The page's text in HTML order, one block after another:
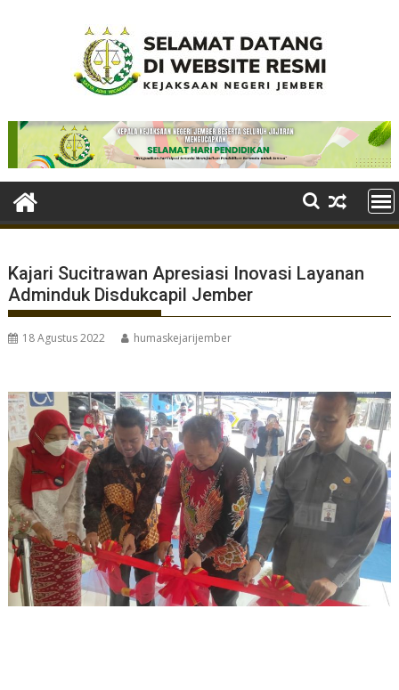
Kajari Sucitrawan Apresiasi Inovasi Layanan
Adminduk Disdukcapil Jember
18 Agustus 2022 humaskejarijember